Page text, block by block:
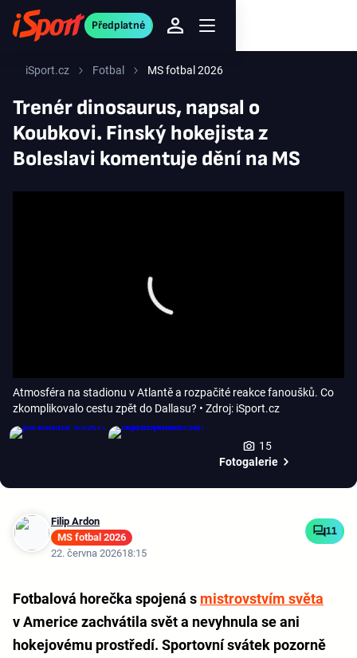
Předplatné
iSport.cz Fotbal MS fotbal 2026
Trenér dinosaurus, napsal o
Koubkovi. Finský hokejista z
Boleslavi komentuje dění na MS
Atmosféra na stadionu v Atlantě a rozpačité reakce fanoušků. Co
zkomplikovalo cestu zpět do Dallasu? • Zdroj: iSport.cz
15
Fotogalerie
Filip Ardon
MS fotbal 2026
22. června 202618:15
11
Fotbalová horečka spojená s mistrovstvím světa
v Americe zachvátila svět a nevyhnula se ani
hokejovému prostředí. Sportovní svátek pozorně